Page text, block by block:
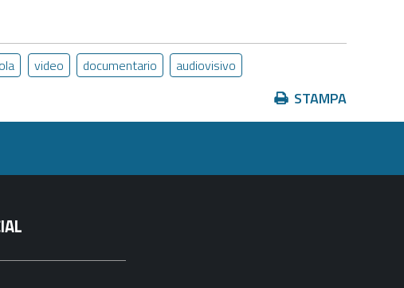
video documentario audiovisivo
Azioni
sul
STAMPA